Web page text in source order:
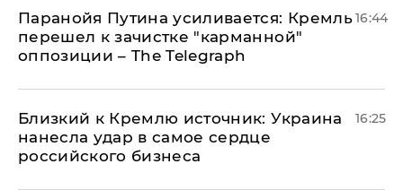
Паранойя Путина усиливается: Кремль
перешел к зачистке "карманной"
оппозиции – The Telegraph
16:44
Близкий к Кремлю источник: Украина
нанесла удар в самое сердце
российского бизнеса
16:25